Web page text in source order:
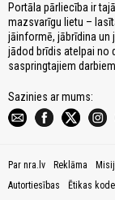
Portāla pārliecība ir
mazsvarīgu lietu –
jāinformē, jābrīdina un
jādod brīdis atelpai no
saspringtajiem darbiem.
Sazinies ar mums:
Par nra.lv Reklāma
Autortiesības
Ētikas